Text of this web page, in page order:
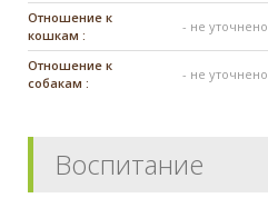
Отношение к
кошкам :
- не
Отношение к
собакам :
- не
Воспитание